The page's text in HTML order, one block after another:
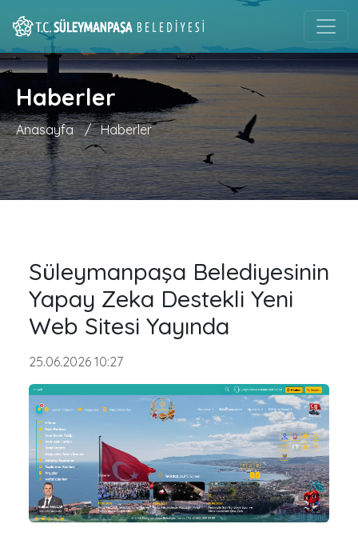
Haberler
Anasayfa / Haberler
Süleymanpaşa Belediyesinin
Yapay Zeka Destekli Yeni
Web Sitesi Yayında
25.06.2026 10:27